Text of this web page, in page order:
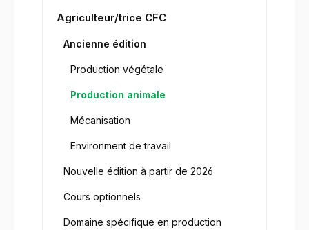
Agriculteur/trice CFC
Ancienne édition
Production végétale
Production animale
Mécanisation
Environment de travail
Nouvelle édition à partir de 2026
Cours optionnels
Domaine spécifique en production